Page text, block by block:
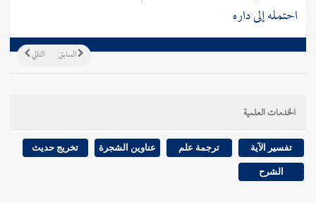
احتمله إلى داره
التالي السابق
الخدمات العلمية
تفسير الآية ترجمة علم عناوين الشجرة تخريج حديث
الشرح